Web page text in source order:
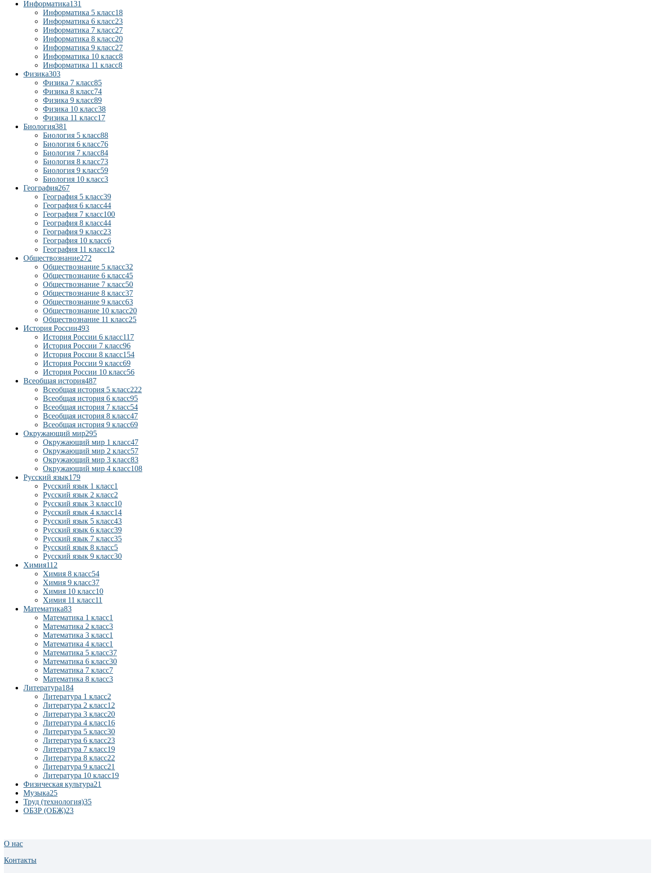
Информатика131
Информатика 5 класс18
Информатика 6 класс23
Информатика 7 класс27
Информатика 8 класс20
Информатика 9 класс27
Информатика 10 класс8
Информатика 11 класс8
Физика303
Физика 7 класс85
Физика 8 класс74
Физика 9 класс89
Физика 10 класс38
Физика 11 класс17
Биология381
Биология 5 класс88
Биология 6 класс76
Биология 7 класс84
Биология 8 класс73
Биология 9 класс59
Биология 10 класс3
География267
География 5 класс39
География 6 класс44
География 7 класс100
География 8 класс44
География 9 класс23
География 10 класс6
География 11 класс12
Обществознание272
Обществознание 5 класс32
Обществознание 6 класс45
Обществознание 7 класс50
Обществознание 8 класс37
Обществознание 9 класс63
Обществознание 10 класс20
Обществознание 11 класс25
История России493
История России 6 класс117
История России 7 класс96
История России 8 класс154
История России 9 класс69
История России 10 класс56
Всеобщая история487
Всеобщая история 5 класс222
Всеобщая история 6 класс95
Всеобщая история 7 класс54
Всеобщая история 8 класс47
Всеобщая история 9 класс69
Окружающий мир295
Окружающий мир 1 класс47
Окружающий мир 2 класс57
Окружающий мир 3 класс83
Окружающий мир 4 класс108
Русский язык179
Русский язык 1 класс1
Русский язык 2 класс2
Русский язык 3 класс10
Русский язык 4 класс14
Русский язык 5 класс43
Русский язык 6 класс39
Русский язык 7 класс35
Русский язык 8 класс5
Русский язык 9 класс30
Химия112
Химия 8 класс54
Химия 9 класс37
Химия 10 класс10
Химия 11 класс11
Математика83
Математика 1 класс1
Математика 2 класс3
Математика 3 класс1
Математика 4 класс1
Математика 5 класс37
Математика 6 класс30
Математика 7 класс7
Математика 8 класс3
Литература184
Литература 1 класс2
Литература 2 класс12
Литература 3 класс20
Литература 4 класс16
Литература 5 класс30
Литература 6 класс23
Литература 7 класс19
Литература 8 класс22
Литература 9 класс21
Литература 10 класс19
Физическая культура21
Музыка25
Труд (технология)35
ОБЗР (ОБЖ)23
О нас
Контакты